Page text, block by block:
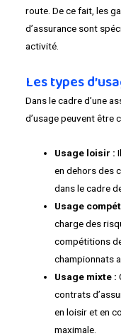
route. De ce fait, les
d’assurance sont
activité.
Les types
Dans le cadre d’une
d’usage peuvent être
Usage loisir :
en dehors des
dans le cadre
Usage
charge des
compétitions
championnats
Usage mixte :
contrats
en loisir et en
maximale.